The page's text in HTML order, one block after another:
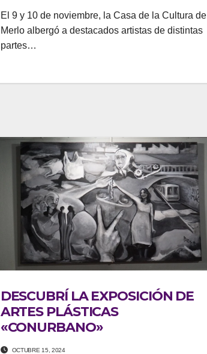
El 9 y 10 de noviembre, la Casa de la Cultura de
Merlo albergó a destacados artistas de distintas
partes…
DESCUBRÍ LA EXPOSICIÓN DE
ARTES PLÁSTICAS
«CONURBANO»
OCTUBRE 15, 2024